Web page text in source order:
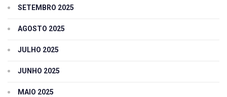
SETEMBRO 2025
AGOSTO 2025
JULHO 2025
JUNHO 2025
MAIO 2025